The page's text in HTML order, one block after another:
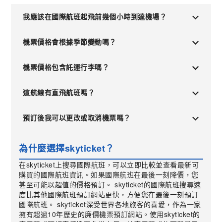
我應該在國際航班起飛前幾個小時到達機場？
機票價格會根據季節變動嗎？
機票價格包含託運行李嗎？
這航線有直飛航班嗎？
預訂後我可以更改或取消機票嗎？
為什麼選擇skyticket？
在skyticket上搜尋國際航班，可以立即比較並查看最新可
購買的國際航班資訊。如果國際航班在最後一刻降價，您
甚至可能以超值的價格預訂。 skyticket的國際航班搜尋速
度比其他國際航班預訂網站更快，方便您在最後一刻預訂
國際航班。 skyticket深受世界各地旅客的喜愛，作為一家
擁有超過10年歷史的廉價機票預訂網站。使用skyticket的